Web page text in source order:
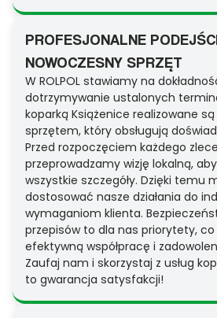
PROFESJONALNE
NOWOCZESNY SPRZĘT
W ROLPOL stawiamy na
dotrzymywanie ustalonych
koparką Książenice realizowane
sprzętem, który obsługują
Przed rozpoczęciem każdego
przeprowadzamy wizję lokalną,
wszystkie szczegóły. Dzięki temu
dostosować nasze działania do
wymaganiom klienta.
przepisów to dla nas priorytety, co
efektywną współpracę i
Zaufaj nam i skorzystaj z usług
to gwarancja satysfakcji!